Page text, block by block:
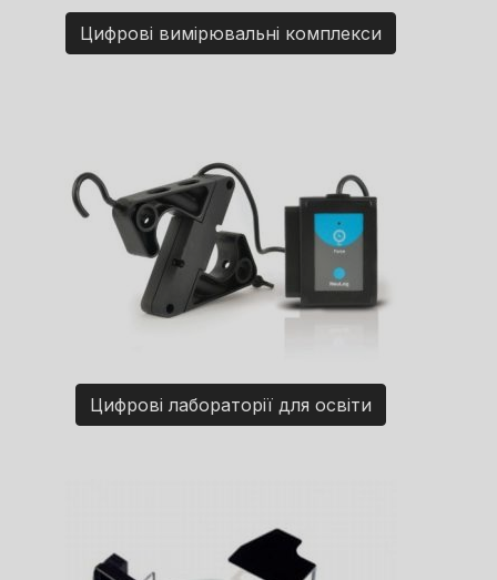
Цифрові вимірювальні комплекси
Цифрові лабораторії для освіти